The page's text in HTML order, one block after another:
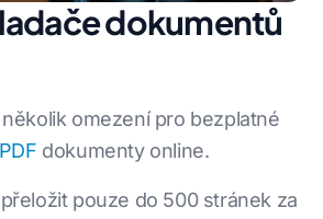
dokumentů
omezení pro bezplatné
dokumenty online.
pouze do 500 stránek za